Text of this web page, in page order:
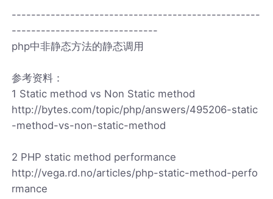
---------------------------------------------------
------------------------------
php中非静态方法的静态调用
参考资料：
1 Static method vs Non Static method
http://bytes.com/topic/php/answers/495206-static
-method-vs-non-static-method
2 PHP static method performance
http://vega.rd.no/articles/php-static-method-perfo
rmance